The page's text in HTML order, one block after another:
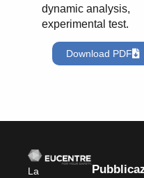
dynamic analysis,
experimental test.
Download PDF
La